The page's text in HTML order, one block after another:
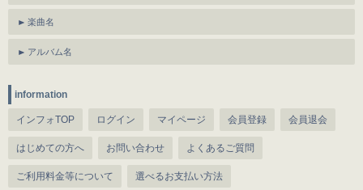
楽曲名
アルバム名
information
インフォTOP ログイン マイページ 会員登録 会員退会
はじめての方へ お問い合わせ よくあるご質問
ご利用料金等について 選べるお支払い方法